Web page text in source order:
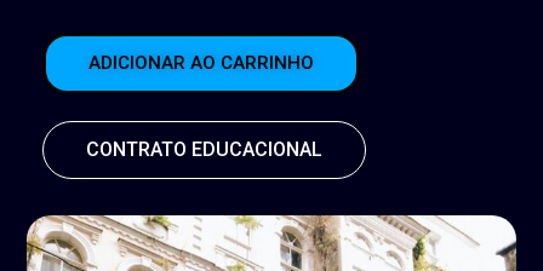
ADICIONAR AO CARRINHO
CONTRATO EDUCACIONAL